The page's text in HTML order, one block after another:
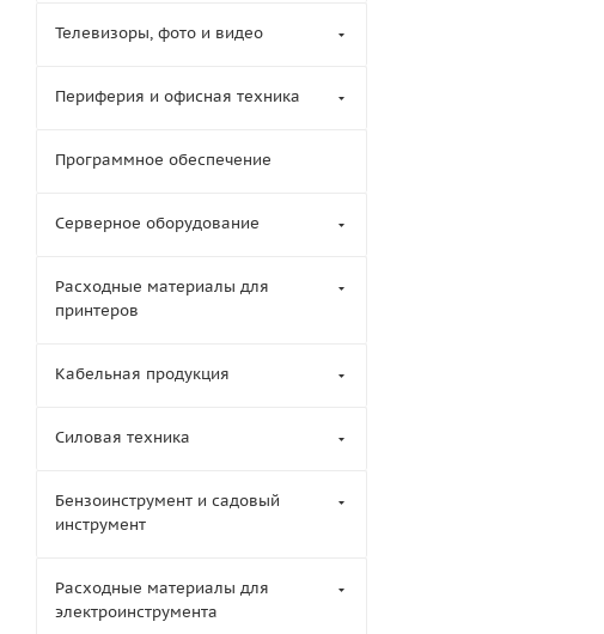
Телевизоры, фото и видео
Периферия и офисная техника
Программное обеспечение
Серверное оборудование
Расходные материалы для
принтеров
Кабельная продукция
Силовая техника
Бензоинструмент и садовый
инструмент
Расходные материалы для
электроинструмента